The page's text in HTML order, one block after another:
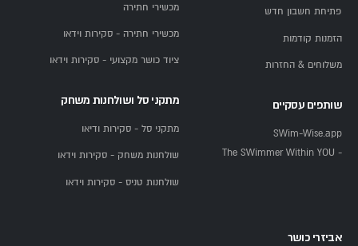
פתיחת חשבון חדש
הזמנות קודמות
משלוחים & החזרות
שותפים עסקיים
SWim-Wise.app
- The SWimmer Within YOU
מכשירי חתירה
מכשירי חתירה - סקירות וידאו
ציוד כושר מקצועי - סקירות וידאו
מתקני סל ושולחנות משחק
מתקני סל - סקירות ודיאו
שולחנות משחק - סקירות וידאו
שולחנות טניס - סקירות וידאו
אביזרי כושר